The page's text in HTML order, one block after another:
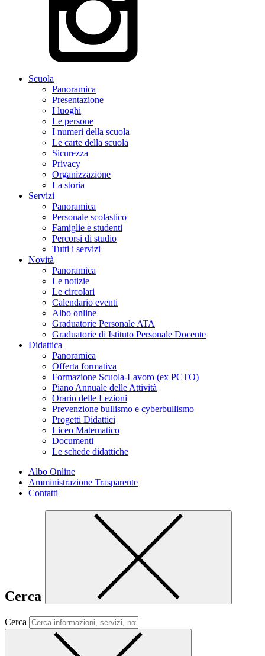
Scuola
Panoramica
Presentazione
I luoghi
Le persone
I numeri della scuola
Le carte della scuola
Sicurezza
Privacy
Organizzazione
La storia
Servizi
Panoramica
Personale scolastico
Famiglie e studenti
Percorsi di studio
Tutti i servizi
Novità
Panoramica
Le notizie
Le circolari
Calendario eventi
Albo online
Graduatorie Personale ATA
Graduatorie di Istituto Personale Docente
Didattica
Panoramica
Offerta formativa
Formazione Scuola-Lavoro (ex PCTO)
Piano Annuale delle Attività
Orario delle Lezioni
Prevenzione bullismo e cyberbullismo
Progetti Didattici
Liceo Matematico
Documenti
Le schede didattiche
Albo Online
Amministrazione Trasparente
Contatti
Cerca
Cerca